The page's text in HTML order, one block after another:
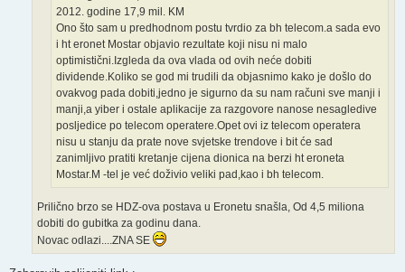
2012. godine 17,9 mil. KM
Ono što sam u predhodnom postu tvrdio za bh telecom.a sada evo
i ht eronet Mostar objavio rezultate koji nisu ni malo
optimistični.Izgleda da ova vlada od ovih neće dobiti
dividende.Koliko se god mi trudili da objasnimo kako je došlo do
ovakvog pada dobiti,jedno je sigurno da su nam računi sve manji i
manji,a yiber i ostale aplikacije za razgovore nanose nesagledive
posljedice po telecom operatere.Opet ovi iz telecom operatera
nisu u stanju da prate nove svjetske trendove i bit će sad
zanimljivo pratiti kretanje cijena dionica na berzi ht eroneta
Mostar.M -tel je već doživio veliki pad,kao i bh telecom.
Prilično brzo se HDZ-ova postava u Eronetu snašla, Od 4,5 miliona
dobiti do gubitka za godinu dana.
Novac odlazi....ZNA SE